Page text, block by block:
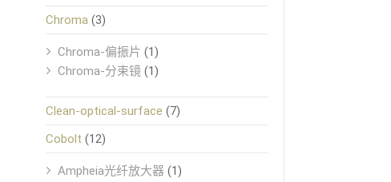
Chroma (3)
Chroma-偏振片 (1)
Chroma-分束镜 (1)
Clean-optical-surface (7)
Cobolt (12)
Ampheia光纤放大器 (1)